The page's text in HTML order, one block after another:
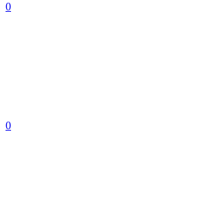
0
0